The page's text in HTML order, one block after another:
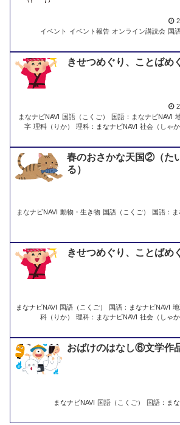
イベント イベント報告 オンライン講読会 国
きせつめぐり、ことば
まなナビNAVI 国語（こくご） 国語：まなナビNAVI
字 理科（りか） 理科：まなナビNAVI 社会（しゃか
春のおさかな天国②（た
る）
まなナビNAVI 動物・生き物 国語（こくご） 国語：
きせつめぐり、ことば
まなナビNAVI 国語（こくご） 国語：まなナビNAVI
科（りか）
理科：まなナビNAVI 社会（しゃか
おばけのはなし⑥文学作
まなナビNAVI 国語（こくご） 国語：ま